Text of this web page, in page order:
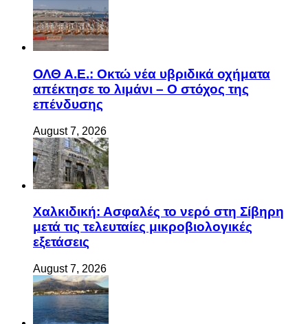
ΟΛΘ Α.Ε.: Οκτώ νέα υβριδικά οχήματα
απέκτησε το λιμάνι – Ο στόχος της
επένδυσης
August 7, 2026
Χαλκιδική: Ασφαλές το νερό στη Σίβηρη
μετά τις τελευταίες μικροβιολογικές
εξετάσεις
August 7, 2026